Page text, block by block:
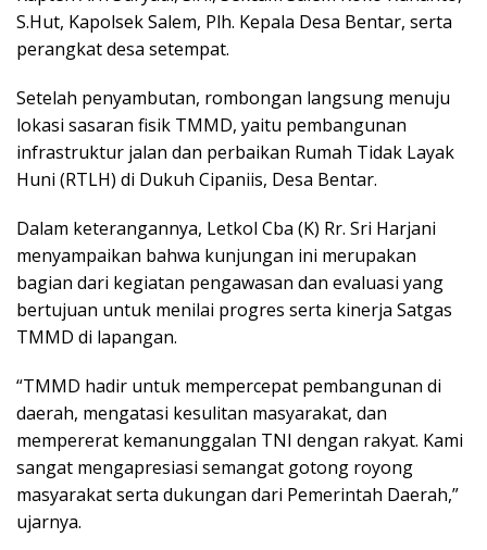
S.Hut, Kapolsek Salem, Plh. Kepala Desa Bentar, serta
perangkat desa setempat.
Setelah penyambutan, rombongan langsung menuju
lokasi sasaran fisik TMMD, yaitu pembangunan
infrastruktur jalan dan perbaikan Rumah Tidak Layak
Huni (RTLH) di Dukuh Cipaniis, Desa Bentar.
Dalam keterangannya, Letkol Cba (K) Rr. Sri Harjani
menyampaikan bahwa kunjungan ini merupakan
bagian dari kegiatan pengawasan dan evaluasi yang
bertujuan untuk menilai progres serta kinerja Satgas
TMMD di lapangan.
“TMMD hadir untuk mempercepat pembangunan di
daerah, mengatasi kesulitan masyarakat, dan
mempererat kemanunggalan TNI dengan rakyat. Kami
sangat mengapresiasi semangat gotong royong
masyarakat serta dukungan dari Pemerintah Daerah,”
ujarnya.